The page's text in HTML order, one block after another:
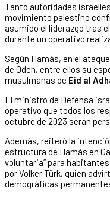
Tanto autoridades
movimiento palestino
asumido el liderazgo tras
durante un operativo
Según Hamás, en el
de Odeh, entre ellos su
musulmanas de Eid al
El ministro de Defensa
operativo que todos los
octubre de 2023 serán
Además, reiteró la
estructura de Hamás en
voluntaria” para
por Volker Türk, quien
demográficas